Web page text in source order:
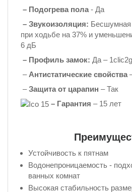
– Подогрева пола - Да
– Звукоизоляция:
при ходьбе на 37% и
6 дБ
– Профиль замок: Да –
– Антистатические свойства
–Защита от царапин – Так
– Гарантия – 15 лет
Устойчивость к пятнам
Водонепроницаемость -
ванных комнат
Высокая стабильность